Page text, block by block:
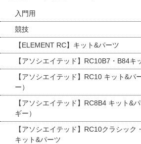
入門用
競技
【ELEMENT RC】キット&パーツ
【アソシエイテッド】RC10B7・B84キ
【アソシエイテッド】RC10 キット&パ
ー）
【アソシエイテッド】RC8B4 キット&
ギー）
【アソシエイテッド】RC10クラシック
キット&パーツ